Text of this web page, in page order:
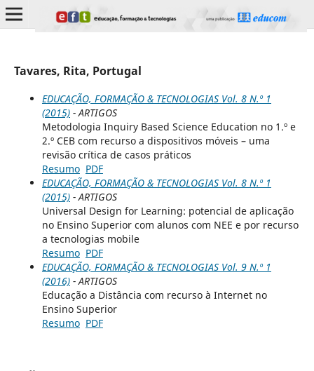
Tavares, Rita, Portugal
EDUCAÇÃO, FORMAÇÃO & TECNOLOGIAS Vol. 8 N.º 1
(2015)- ARTIGOS
Metodologia Inquiry Based Science Education no 1.º e
2.º CEB com recurso a dispositivos móveis – uma
revisão crítica de casos práticos
Resumo PDF
EDUCAÇÃO, FORMAÇÃO & TECNOLOGIAS Vol. 8 N.º 1
(2015)- ARTIGOS
Universal Design for Learning: potencial de aplicação
no Ensino Superior com alunos com NEE e por recurso
a tecnologias mobile
Resumo PDF
EDUCAÇÃO, FORMAÇÃO & TECNOLOGIAS Vol. 9 N.º 1
(2016)- ARTIGOS
Educação a Distância com recurso à Internet no
Ensino Superior
Resumo PDF